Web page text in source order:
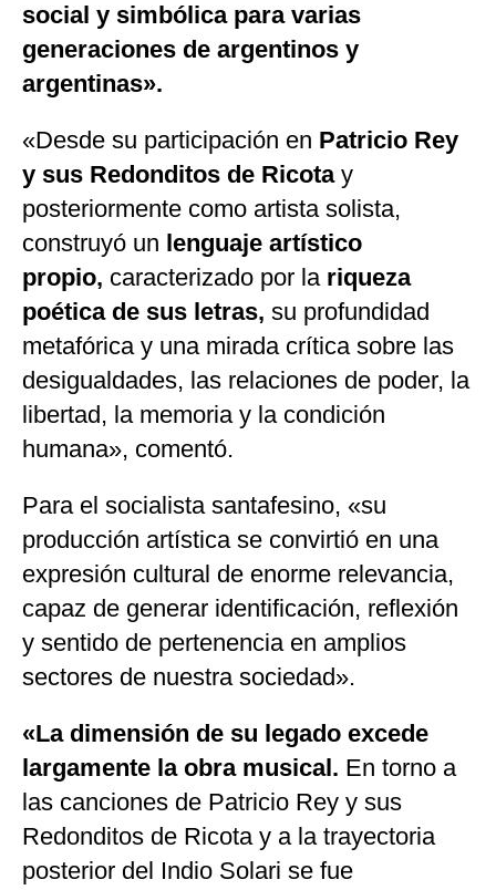
social y simbólica para varias
generaciones de argentinos y
argentinas».
«Desde su participación en Patricio Rey
y sus Redonditos de Ricotay
posteriormente como artista solista,
construyó un lenguaje artístico
propio, caracterizado por la riqueza
poética de sus letras, su profundidad
metafórica y una mirada crítica sobre las
desigualdades, las relaciones de poder, la
libertad, la memoria y la condición
humana», comentó.
Para el socialista santafesino, «su
producción artística se convirtió en una
expresión cultural de enorme relevancia,
capaz de generar identificación, reflexión
y sentido de pertenencia en amplios
sectores de nuestra sociedad».
«La dimensión de su legado excede
largamente la obra musical. En torno a
las canciones de Patricio Rey y sus
Redonditos de Ricota y a la trayectoria
posterior del Indio Solari se fue